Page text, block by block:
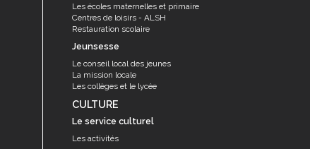
Les écoles maternelles et primaire
Centres de loisirs - ALSH
Restauration scolaire
Jeunsesse
Le conseil local des jeunes
La mission locale
Les collèges et le lycée
CULTURE
Le service culturel
Les activités